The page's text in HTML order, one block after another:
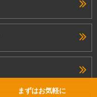
まずはお気軽に